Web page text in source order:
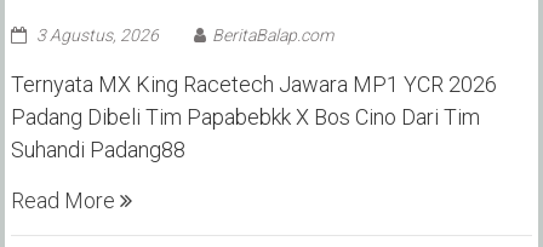
3 Agustus, 2026 BeritaBalap.com
Ternyata MX King Racetech Jawara MP1 YCR 2026
Padang Dibeli Tim Papabebkk X Bos Cino Dari Tim
Suhandi Padang88
Read More